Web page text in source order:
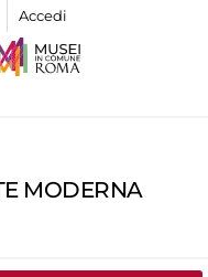
Accedi
MODERNA